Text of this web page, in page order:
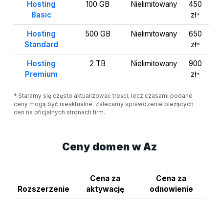
Hosting
Basic
100 GB Nielimitowany
450
zł*
Hosting
Standard
500 GB Nielimitowany
650
zł*
Hosting
Premium
2 TB Nielimitowany
900
zł*
* Staramy się często aktualizować treści, lecz czasami podane
ceny mogą być nieaktualne. Zalecamy sprawdzenie bieżących
cen na oficjalnych stronach firm.
Ceny domen w Az
Rozszerzenie
Cena za
aktywację
Cena za
odnowienie